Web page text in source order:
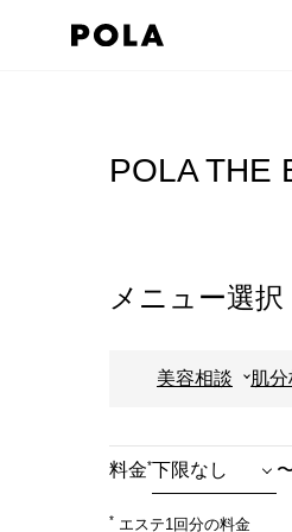
POLA THE
メニュー選択
美容相談 肌
料金*
* エステ1回分の料金